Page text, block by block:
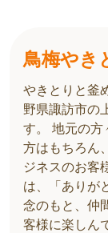
鳥梅やき
やきとりと釜
野県諏訪市の
す。 地元の方
方はもちろん
ジネスのお客
は、「ありが
念のもと、仲
客様に楽しん